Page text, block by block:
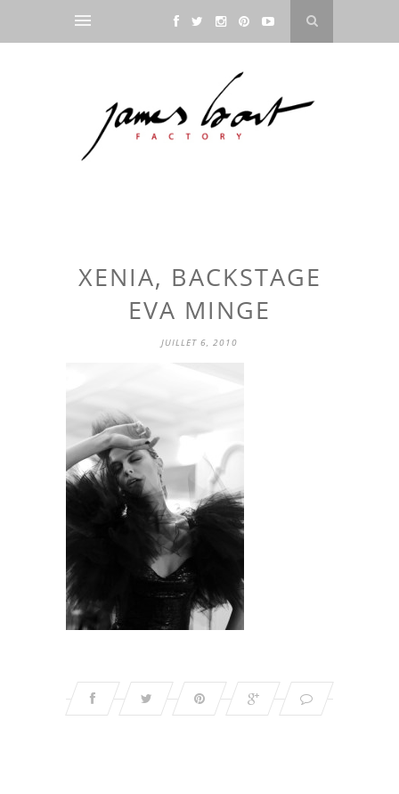
XENIA, BACKSTAGE
EVA MINGE
JUILLET 6, 2010